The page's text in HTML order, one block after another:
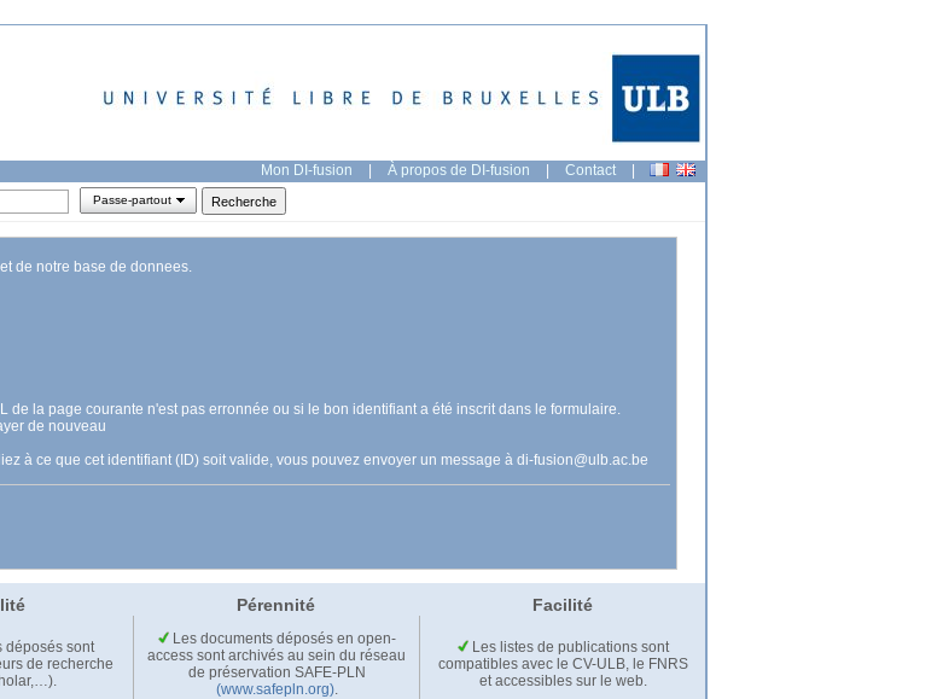
Mon DI-fusion | À propos de DI-fusion | Contact |
Passe-partout
de notre base de donnees.
de la page courante n'est pas erronnée ou si le bon identifiant a été inscrit dans le formulaire.
de nouveau
à ce que cet identifiant (ID) soit valide, vous pouvez envoyer un message à di-fusion@ulb.ac.be
Pérennité Facilité
sont
de recherche
Les documents déposés en open-
access sont archivés au sein du réseau
de préservation SAFE-PLN
(www.safepln.org).
Les listes de publications sont
compatibles avec le CV-ULB, le FNRS
et accessibles sur le web.